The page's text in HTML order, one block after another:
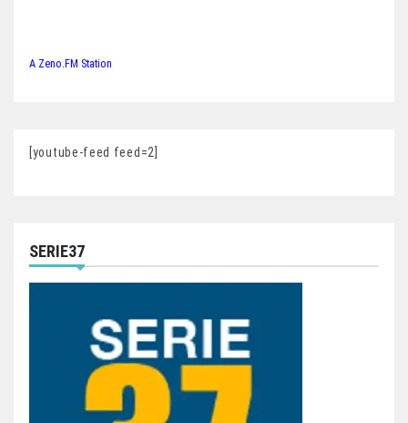
A Zeno.FM Station
[youtube-feed feed=2]
SERIE37